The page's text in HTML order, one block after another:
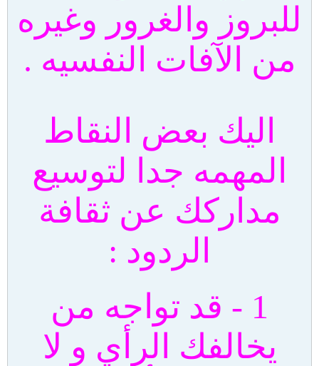
للبروز والغرور وغيره
من الآفات النفسيه .
اليك بعض النقاط
المهمه جدا لتوسيع
مداركك عن ثقافة
الردود :
1 - قد تواجه من
يخالفك الرأي و لا